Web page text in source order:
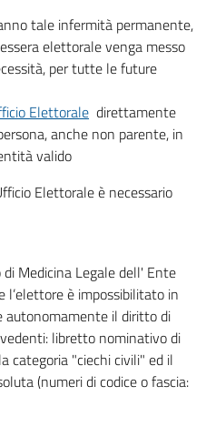
tale infermità permanente,
elettorale venga messo
per tutte le future
Elettorale direttamente
anche non parente, in
valido
Elettorale è necessario
Medicina Legale dell' Ente
l’elettore è impossibilitato in
autonomamente il diritto di
libretto nominativo di
categoria "ciechi civili" ed il
(numeri di codice o fascia: